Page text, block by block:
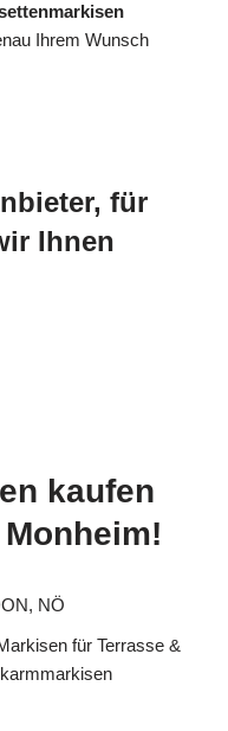
Ihrem Wunsch
für
Ihnen
kaufen
NÖ
für Terrasse &